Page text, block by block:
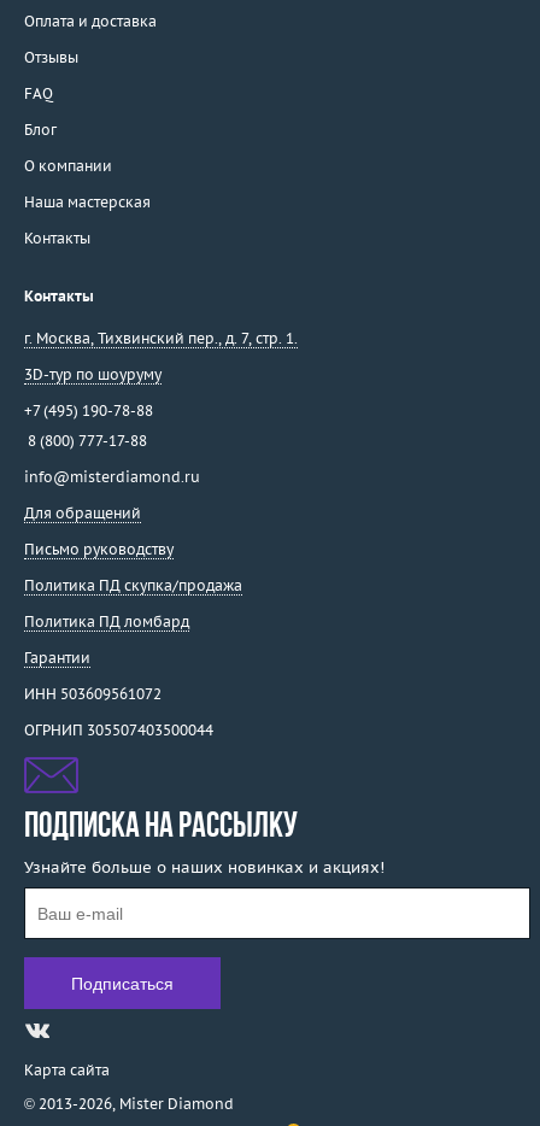
Оплата и доставка
Отзывы
FAQ
Блог
О компании
Наша мастерская
Контакты
Контакты
г. Москва, Тихвинский пер., д. 7, стр. 1.
3D-тур по шоуруму
+7 (495) 190-78-88
8 (800) 777-17-88
info@misterdiamond.ru
Для обращений
Письмо руководству
Политика ПД скупка/продажа
Политика ПД ломбард
Гарантии
ИНН 503609561072
ОГРНИП 305507403500044
ПОДПИСКА НА РАССЫЛКУ
Узнайте больше о наших новинках и акциях!
Карта сайта
© 2013-2026, Mister Diamond